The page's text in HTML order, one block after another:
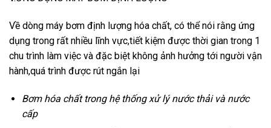
Về dòng máy bơm định lượng hóa chất, có thể nói rằng ứng
dụng trong rất nhiều lĩnh vực,tiết kiệm được thời gian trong 1
chu trình làm việc và đặc biệt không ảnh hưởng tới người vận
hành,quá trình được rút ngắn lại
Bơm hóa chất trong hệ thống xử lý nước thải và nước
cấp